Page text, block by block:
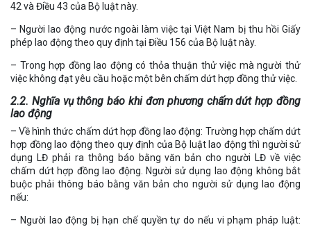
42 và Điều 43 của Bộ luật này.
– Người lao động nước ngoài làm việc tại Việt Nam bị thu hồi Giấy
phép lao động theo quy định tại Điều 156 của Bộ luật này.
– Trong hợp đồng lao động có thỏa thuận thử việc mà người thử
việc không đạt yêu cầu hoặc một bên chấm dứt hợp đồng thử việc.
2.2. Nghĩa vụ thông báo khi đơn phương chấm dứt hợp đồng
lao động
– Về hình thức chấm dứt hợp đồng lao động: Trường hợp chấm dứt
hợp đồng lao động theo quy định của Bộ luật lao động thì người sử
dụng LĐ phải ra thông báo bằng văn bản cho người LĐ về việc
chấm dứt hợp đồng lao động. Người sử dụng lao động không bắt
buộc phải thông báo bằng văn bản cho người sử dụng lao động
nếu:
– Người lao động bị hạn chế quyền tự do nếu vi phạm pháp luật: